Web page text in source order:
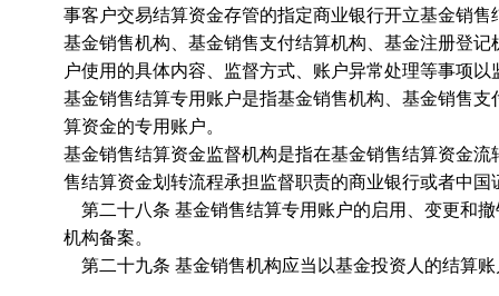
事客户交易结算资金存管的指定商业银行开立基金销售
基金销售机构、基金销售支付结算机构、基金注册登
户使用的具体内容、监督方式、账户异常处理等事项
基金销售结算专用账户是指基金销售机构、基金销售
算资金的专用账户。
基金销售结算资金监督机构是指在基金销售结算资金
售结算资金划转流程承担监督职责的商业银行或者中
第二十八条 基金销售结算专用账户的启用、变更和
机构备案。
第二十九条 基金销售机构应当以基金投资人的结算